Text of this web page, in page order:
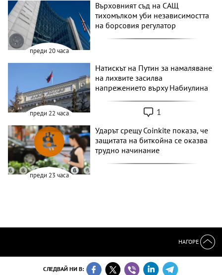
преди 20 часа
Върховният съд на САЩ
тихомълком уби независимостта
на борсовия регулатор
преди 22 часа
Натискът на Путин за намаляване
на лихвите засилва
напрежението върху Набиулина
1
преди 23 часа
Ударът срещу Coinkite показа, че
защитата на биткойна се оказва
трудно начинание
НАГОРЕ
СЛЕДВАЙ НИ В: